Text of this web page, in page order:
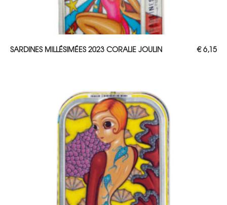
AJOUTER AU PANIER
SARDINES MILLÉSIMÉES 2023 CORALIE JOULIN €6,15